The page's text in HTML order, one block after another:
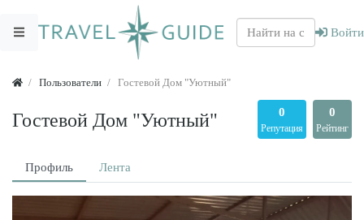
Войти
Пользователи Гостевой Дом "Уютный"
Гостевой Дом "Уютный" 0
Репутация
0
Рейтинг
Профиль Лента